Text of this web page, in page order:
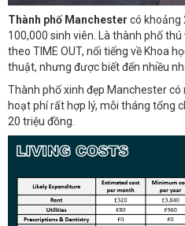
Thành phố Manchester có khoảng
100,000 sinh viên. Là thành phố
theo TIME OUT, nổi tiếng về Khoa
thuật, nhưng được biết đến nhiều
Thành phố xinh đẹp Manchester
hoạt phí rất hợp lý, mỗi tháng tổng
20 triệu đồng.